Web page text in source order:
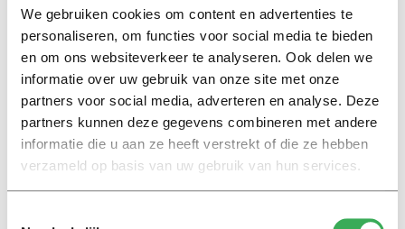
We gebruiken cookies om content en advertenties te
personaliseren, om functies voor social media te bieden
en om ons websiteverkeer te analyseren. Ook delen we
informatie over uw gebruik van onze site met onze
partners voor social media, adverteren en analyse. Deze
partners kunnen deze gegevens combineren met andere
informatie die u aan ze heeft verstrekt of die ze hebben
verzameld op basis van uw gebruik van hun services.
Holocaustontkenning is illegaal, maar op expliciete
uitspraken hierover zul je Baudet niet betrappen. Ico
Maly, cultuurwetenschapper aan Tilburg University, legt
uit: “Het wordt allemaal netjes vertolkt, de kracht
daarvan is dat het aanvaardbaar genoeg lijkt en niet
radicaal. Wanneer je heel diep gaat graven, dan pas zie